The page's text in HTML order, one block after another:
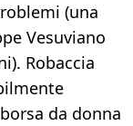
(una
Vesuviano
Robaccia
da donna